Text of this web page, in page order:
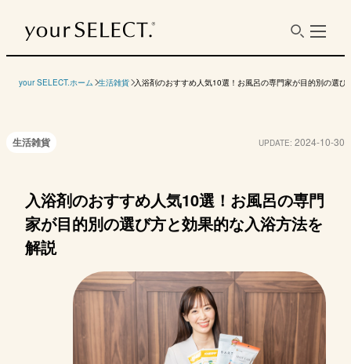
your SELECT.ホーム 生活雑貨 入浴剤のおすすめ人気10選！お風呂の専門家が目的別の選び
生活雑貨 UPDATE: 2024-10-30
入浴剤のおすすめ人気10選！お風呂の専門
家が目的別の選び方と効果的な入浴方法を
解説
目的 温浴効果を求めるなら
薬用 HOT TAB
WELLNESS
バブ モンスターバ
ブル かろやか
DAYS
ツムラのくすり湯
バスハーブ
きき湯
990円（9錠）、
3960円（45錠）、
6930円（90錠）／1
990円（70g×6錠）
／1回あたり165円
1564円（210ml・
約21回分）、2391
円（650ml・約65回
分）／1回あたり74
円
689